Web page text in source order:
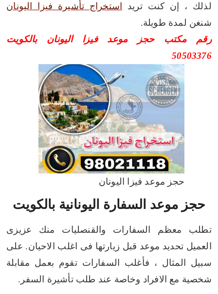
لذلك ، إن كنت تريد
استخراج تأشيرة فيزا اليونان
شنغن لمدة طويلة.
رقم مكتب حجز موعد فيزا اليونان بالكويت
50503376
حجز موعد فيزا اليونان
حجز موعد السفارة اليونانية بالكويت
تطلب معظم السفارات والقنصليات منك عزيزى
العميل تحديد موعد قبل زيارتها فى اغلب الاحيان. على
سبيل المثال ، فأغلب السفارات تقوم بعمل مقابلة
شخصية مع الافراد وخاصة عند طلب تأشيرة السفر.